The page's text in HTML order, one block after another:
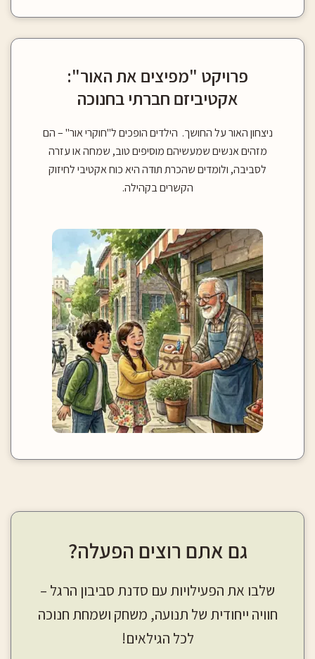
פרויקט "מפיצים את האור":
אקטיביזם חברתי בחנוכה
ניצחון האור על החושך. הילדים הופכים ל"חוקרי אור" – הם
מזהים אנשים שמעשיהם מוסיפים טוב, שמחה או עזרה
לסביבה, ולומדים שהכרת תודה היא כוח אקטיבי לחיזוק
הקשרים בקהילה.
גם אתם רוצים הפעלה?
שלבו את הפעילויות עם סדנת סביבון הרגל –
חוויה ייחודית של תנועה, משחק ושמחת חנוכה
לכל הגילאים!